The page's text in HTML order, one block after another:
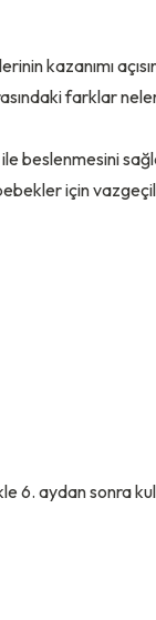
kazanımı
farklar
beslenmesini
için
6. aydan sonra